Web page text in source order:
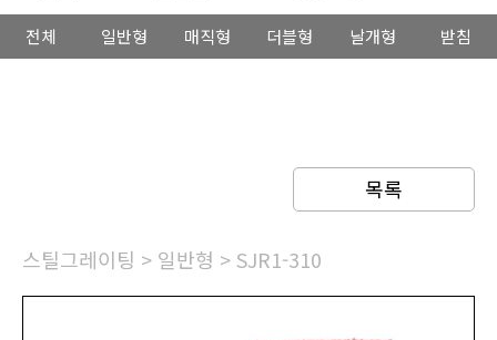
전체 일반형 매직형 더블형 날개형 받침
목록
스틸그레이팅 > 일반형 > SJR1-310